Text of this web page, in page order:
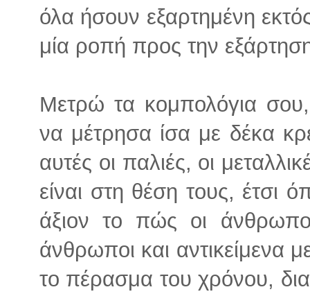
όλα ήσουν εξαρτημένη
μία ροπή προς την
Μετρώ τα κομπολόγια
να μέτρησα ίσα με δέκα
αυτές οι παλιές, οι
είναι στη θέση τους, έτσι
άξιον το πώς οι
άνθρωποι και αντικείμενα
το πέρασμα του χρόνου,